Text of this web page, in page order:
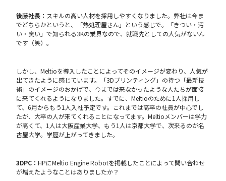
後藤社長： スキルの高い人材を採用しやすくなりました。弊社は今ま
でどちらかというと、「熱処理屋さん」という感じで。「きつい・汚
い・臭い」で知られる3Kの業界なので、就職先としての人気がないん
です（笑）。
しかし、Meltioを導入したことによってそのイメージが変わり、人気が
出てきたように感じています。「3Dプリンティング」の持つ「最新技
術」のイメージのおかげで、今までは来なかったような人たちが面接
に来てくれるようになりました。すでに、Meltioのために1人採用し
て、6月からもう1人入社予定です。これまでは高卒の社員が中心でし
たが、大卒の人が来てくれることになってます。Meltioメンバーは学力
が高くて、1人は大阪産業大学、もう1人は京都大学で、次来るのが名
古屋大学。学歴が上がってきました。
3DPC：HPにMeltio Engine Robotを掲載したことによって問い合わせ
が増えたようなことはありましたか？